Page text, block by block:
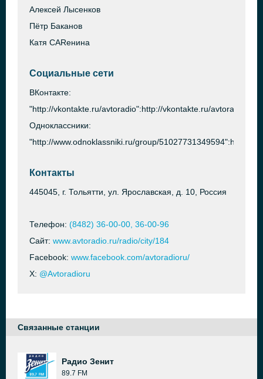
Алексей Лысенков
Пётр Баканов
Катя CARенина
Социальные сети
ВКонтакте:
"http://vkontakte.ru/avtoradio":http://vkontakte.ru/avtoradio
Одноклассники:
"http://www.odnoklassniki.ru/group/51027731349594":http://
Контакты
445045, г. Тольятти, ул. Ярославская, д. 10, Россия
Телефон: (8482) 36-00-00, 36-00-96
Сайт: www.avtoradio.ru/radio/city/184
Facebook: www.facebook.com/avtoradioru/
X: @Avtoradioru
Связанные станции
Радио Зенит
89.7 FM